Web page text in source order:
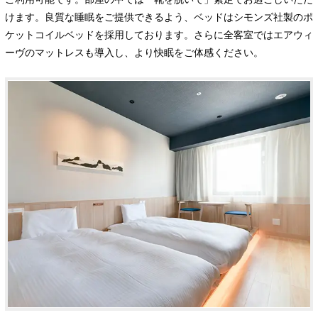
けます。良質な睡眠をご提供できるよう、ベッドはシモンズ社製のポ
ケットコイルベッドを採用しております。さらに全客室ではエアウィ
ーヴのマットレスも導入し、より快眠をご体感ください。